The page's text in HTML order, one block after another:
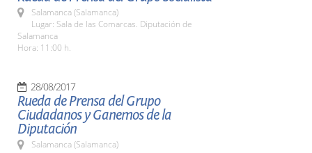
Salamanca (Salamanca)
Lugar: Sala de las Comarcas. Diputación de
Salamanca
Hora: 11:00 h.
28/08/2017
Rueda de Prensa del Grupo
Ciudadanos y Ganemos de la
Diputación
Salamanca (Salamanca)